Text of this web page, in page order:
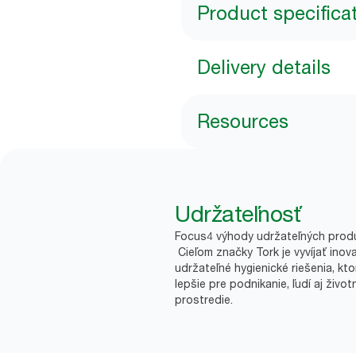
Product
Delivery details
Resources
Udržateľnosť
Focus4 výhody udržateľných
Cieľom značky Tork je vyvíjať
udržateľné hygienické riešenia,
lepšie pre podnikanie, ľudí aj
prostredie.